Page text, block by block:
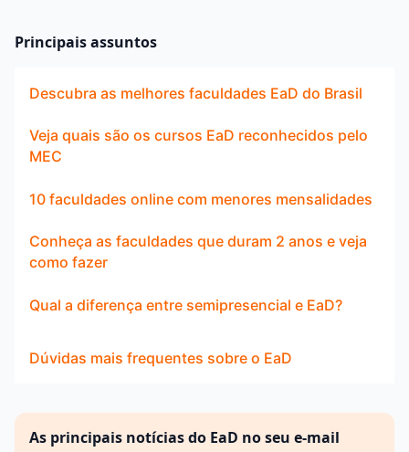
Principais assuntos
Descubra as melhores faculdades EaD do Brasil
Veja quais são os cursos EaD reconhecidos pelo
MEC
10 faculdades online com menores mensalidades
Conheça as faculdades que duram 2 anos e veja
como fazer
Qual a diferença entre semipresencial e EaD?
Dúvidas mais frequentes sobre o EaD
As principais notícias do EaD no seu e-mail